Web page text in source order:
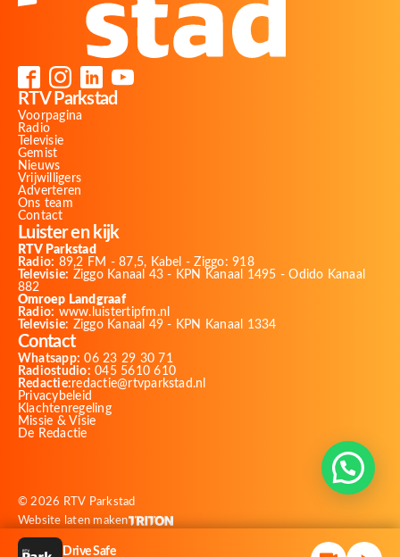
RTV Parkstad
Voorpagina
Radio
Televisie
Gemist
Nieuws
Vrijwilligers
Adverteren
Ons team
Contact
Luister en kijk
RTV Parkstad
Radio: 89,2 FM - 87,5, Kabel - Ziggo: 918
Televisie: Ziggo Kanaal 43 - KPN Kanaal 1495 - Odido Kanaal
882
Omroep Landgraaf
Radio: www.luistertipfm.nl
Televisie: Ziggo Kanaal 49 - KPN Kanaal 1334
Contact
Whatsapp: 06 23 29 30 71
Radiostudio: 045 5610 610
Redactie:redactie@rtvparkstad.nl
Privacybeleid
Klachtenregeling
Missie & Visie
De Redactie
© 2026 RTV Parkstad
Website laten maken
Drive Safe